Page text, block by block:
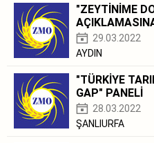
"ZEYTİNİME
29.03.2022
AYDIN
"TÜRKİYE
GAP" PANELİ
28.03.2022
ŞANLIURFA